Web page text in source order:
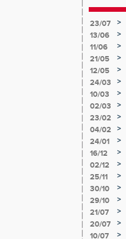
23/07 >
13/06
>
11/06
>
21/05
>
12/05
>
24/03
>
10/03
>
02/03
>
23/02
>
04/02
>
24/01
>
16/12
>
02/12
>
25/11
>
30/10
>
29/10 >
21/07
>
20/07
>
10/07
>